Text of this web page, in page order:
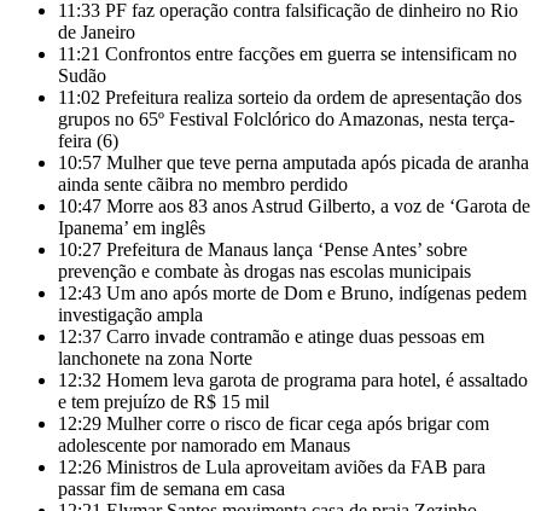
11:33 PF faz operação contra falsificação de dinheiro no Rio
de Janeiro
11:21 Confrontos entre facções em guerra se intensificam no
Sudão
11:02 Prefeitura realiza sorteio da ordem de apresentação dos
grupos no 65º Festival Folclórico do Amazonas, nesta terça-
feira (6)
10:57 Mulher que teve perna amputada após picada de aranha
ainda sente cãibra no membro perdido
10:47 Morre aos 83 anos Astrud Gilberto, a voz de ‘Garota de
Ipanema’ em inglês
10:27 Prefeitura de Manaus lança ‘Pense Antes’ sobre
prevenção e combate às drogas nas escolas municipais
12:43 Um ano após morte de Dom e Bruno, indígenas pedem
investigação ampla
12:37 Carro invade contramão e atinge duas pessoas em
lanchonete na zona Norte
12:32 Homem leva garota de programa para hotel, é assaltado
e tem prejuízo de R$ 15 mil
12:29 Mulher corre o risco de ficar cega após brigar com
adolescente por namorado em Manaus
12:26 Ministros de Lula aproveitam aviões da FAB para
passar fim de semana em casa